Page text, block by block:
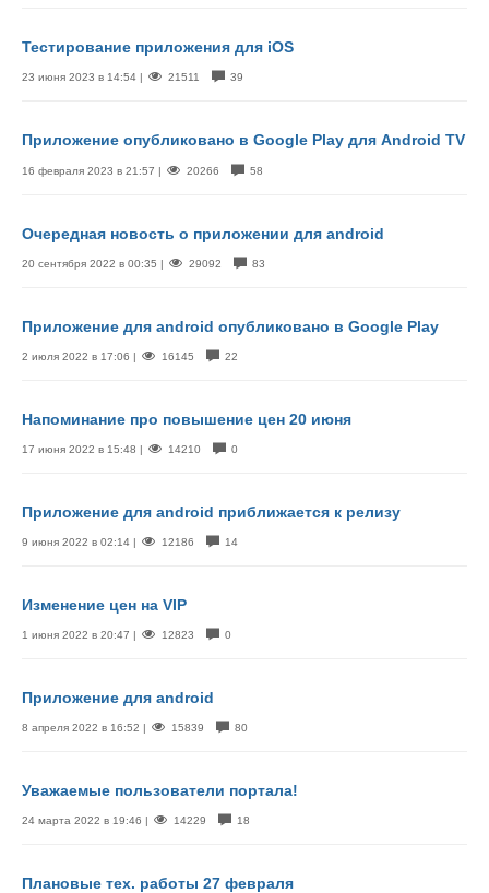
Тестирование приложения для iOS
23 июня 2023 в 14:54 | 21511 39
Приложение опубликовано в Google Play для Android TV
16 февраля 2023 в 21:57 | 20266 58
Очередная новость о приложении для android
20 сентября 2022 в 00:35 | 29092 83
Приложение для android опубликовано в Google Play
2 июля 2022 в 17:06 | 16145 22
Напоминание про повышение цен 20 июня
17 июня 2022 в 15:48 | 14210 0
Приложение для android приближается к релизу
9 июня 2022 в 02:14 | 12186 14
Изменение цен на VIP
1 июня 2022 в 20:47 | 12823 0
Приложение для android
8 апреля 2022 в 16:52 | 15839 80
Уважаемые пользователи портала!
24 марта 2022 в 19:46 | 14229 18
Плановые тех. работы 27 февраля